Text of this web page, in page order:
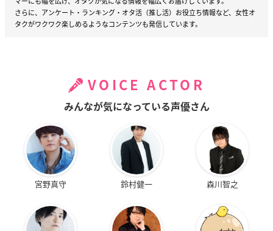
さらに、アンケート・ランキング・オタ活（推し活）お役立ち情報など、女性オ
タクがワクワク楽しめるようなコンテンツも発信しています。
VOICE ACTOR
みんなが気になっている声優さん
宮野真守 鈴村健一 森川智之